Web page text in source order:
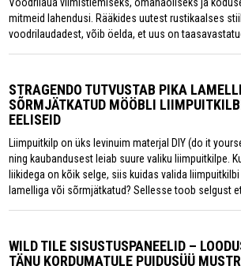
mitmeid lahendusi. Rääkides uutest rustikaalses
voodrilaudadest, võib öelda, et uus on
STRAGENDO TUTVUSTAB PIKA
SÕRMJÄTKATUD MÖÖBLI
EELISEID
Liimpuitkilp on üks levinuim materjal DIY (do it
ning kaubandusest leiab suure valiku liimpuitkilpe.
liikidega on kõik selge, siis kuidas valida
lamelliga või sõrmjätkatud? Sellesse toob selgust
WILD TILE SISUSTUSPANEELID –
TÄNU KORDUMATULE PUIDUSÜÜ